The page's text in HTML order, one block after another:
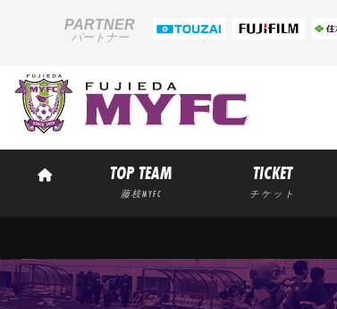
PARTNER
パートナー
TOP TEAM
藤枝MYFC
TICKET
チケット